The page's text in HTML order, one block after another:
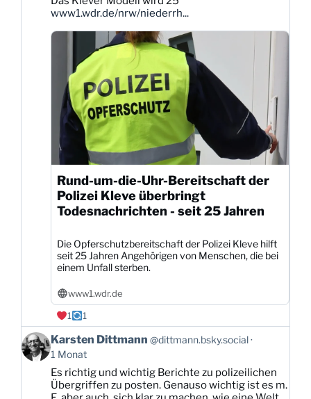
Dittmann
Bluesky
www1.wdr.de/nrw/niederrh...
Rund-um-die-Uhr-Bereitschaft der
Polizei Kleve überbringt
Todesnachrichten - seit 25 Jahren
Die Opferschutzbereitschaft der Polizei Kleve hilft
seit 25 Jahren Angehörigen von Menschen, die bei
einem Unfall sterben.
www1.wdr.de
1
1
Beitrag
von
Karsten
Dittmann
Karsten Dittmann @dittmann.bsky.social
1 Monat
Es richtig und wichtig Berichte zu polizeilichen
Übergriffen zu posten. Genauso wichtig ist es m.